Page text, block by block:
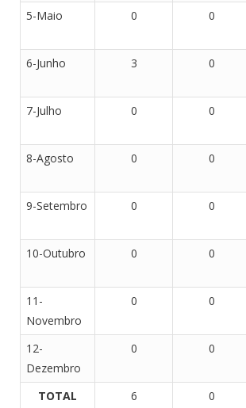
5-Maio 0 0
6-Junho 3 0
7-Julho 0 0
8-Agosto 0 0
9-Setembro 0 0
10-Outubro 0 0
11-
Novembro
0 0
12-
Dezembro
0 0
TOTAL 6 0